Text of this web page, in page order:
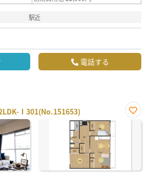
駅近
電話する
Ⅰ301(No.151653)
お気